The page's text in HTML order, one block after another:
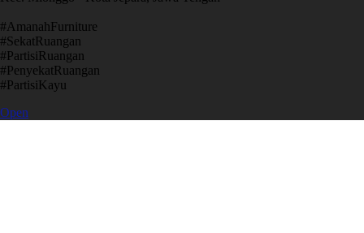
​#AmanahFurniture
​#SekatRuangan
​#PartisiRuangan
​#PenyekatRuangan
​#PartisiKayu
Open